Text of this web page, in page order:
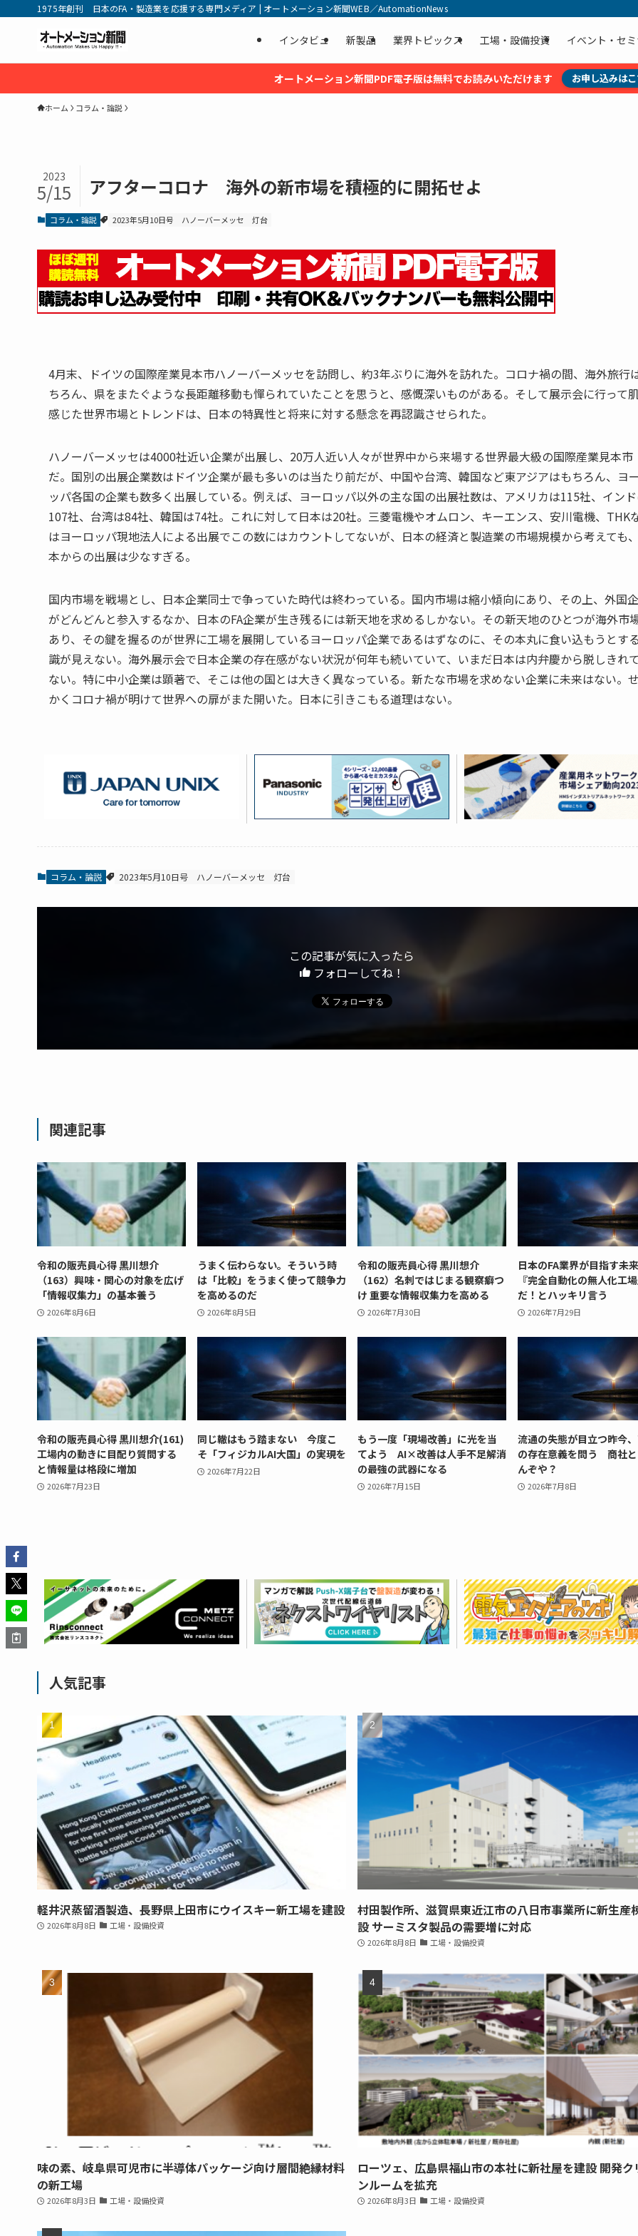
1975年創刊 日本のFA・製造業を応援する専門メディア | オートメーション新聞WEB／AutomationNews
インタビュ 新製品 業界トピックス 工場・設備投資 イベント・セ
オートメーション新聞PDF電子版は無料でお読みいただけます お申し込みは
ホーム コラム・論説
アフターコロナ 海外の新市場を積極的に開拓せよ
2023
5/15
コラム・論説 2023年5月10日号 ハノーバーメッセ 灯台
4月末、ドイツの国際産業見本市ハノーバーメッセを訪問し、約3年ぶりに海外を訪れた。コロナ禍の間、海外旅行
ちろん、県をまたぐような長距離移動も憚られていたことを思うと、感慨深いものがある。そして展示会に行って
感じた世界市場とトレンドは、日本の特異性と将来に対する懸念を再認識させられた。
ハノーバーメッセは4000社近い企業が出展し、20万人近い人々が世界中から来場する世界最大級の国際産業見本市
だ。国別の出展企業数はドイツ企業が最も多いのは当たり前だが、中国や台湾、韓国など東アジアはもちろん、ヨ
ッパ各国の企業も数多く出展している。例えば、ヨーロッパ以外の主な国の出展社数は、アメリカは115社、イン
107社、台湾は84社、韓国は74社。これに対して日本は20社。三菱電機やオムロン、キーエンス、安川電機、THK
はヨーロッパ現地法人による出展でこの数にはカウントしてないが、日本の経済と製造業の市場規模から考えても
本からの出展は少なすぎる。
国内市場を戦場とし、日本企業同士で争っていた時代は終わっている。国内市場は縮小傾向にあり、その上、外国
がどんどんと参入するなか、日本のFA企業が生き残るには新天地を求めるしかない。その新天地のひとつが海外市
あり、その鍵を握るのが世界に工場を展開しているヨーロッパ企業であるはずなのに、その本丸に食い込もうとす
識が見えない。海外展示会で日本企業の存在感がない状況が何年も続いていて、いまだ日本は内弁慶から脱しきれ
ない。特に中小企業は顕著で、そこは他の国とは大きく異なっている。新たな市場を求めない企業に未来はない。
かくコロナ禍が明けて世界への扉がまた開いた。日本に引きこもる道理はない。
コラム・論説 2023年5月10日号 ハノーバーメッセ 灯台
この記事が気に入ったら
フォローしてね！
関連記事
令和の販売員心得 黒川想介
（163）興味・関心の対象を広げ
「情報収集力」の基本養う
2026年8月6日
うまく伝わらない。そういう時
は「比較」をうまく使って競争力
を高めるのだ
2026年8月5日
令和の販売員心得 黒川想介
（162）名刺ではじまる観察癖つ
け 重要な情報収集力を高める
2026年7月30日
日本のFA業界が目指す未
『完全自動化の無人化工
だ！とハッキリ言う
2026年7月29日
令和の販売員心得 黒川想介(161)
工場内の動きに目配り質問する
と情報量は格段に増加
2026年7月23日
同じ轍はもう踏まない 今度こ
そ「フィジカルAI大国」の実現を
2026年7月22日
もう一度「現場改善」に光を当
てよう AI×改善は人手不足解消
の最強の武器になる
2026年7月15日
流通の失態が目立つ昨今
の存在意義を問う 商社
んぞや？
2026年7月8日
人気記事
軽井沢蒸留酒製造、長野県上田市にウイスキー新工場を建設
2026年8月8日 工場・設備投資
村田製作所、滋賀県東近江市の八日市事業所に新生産
設 サーミスタ製品の需要増に対応
2026年8月8日 工場・設備投資
味の素、岐阜県可児市に半導体パッケージ向け層間絶縁材料
の新工場
2026年8月3日 工場・設備投資
ローツェ、広島県福山市の本社に新社屋を建設 開発ク
ンルームを拡充
2026年8月3日 工場・設備投資